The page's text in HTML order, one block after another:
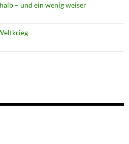
– und ein wenig weiser